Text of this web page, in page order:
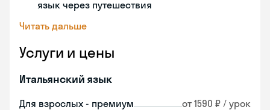
язык через путешествия
Читать дальше
Услуги и цены
Итальянский язык
Для взрослых - премиум от 1590 ₽ / урок